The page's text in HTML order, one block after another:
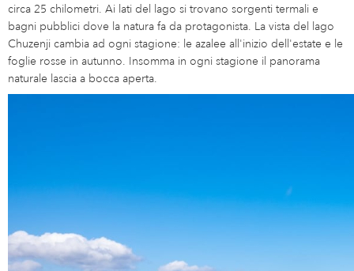
circa 25 chilometri. Ai lati del lago si trovano sorgenti termali e
bagni pubblici dove la natura fa da protagonista. La vista del lago
Chuzenji cambia ad ogni stagione: le azalee all'inizio dell'estate e le
foglie rosse in autunno. Insomma in ogni stagione il panorama
naturale lascia a bocca aperta.